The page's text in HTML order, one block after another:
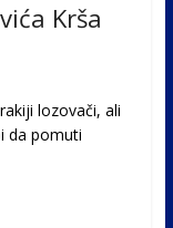
Krša
lozovači, ali
da pomuti